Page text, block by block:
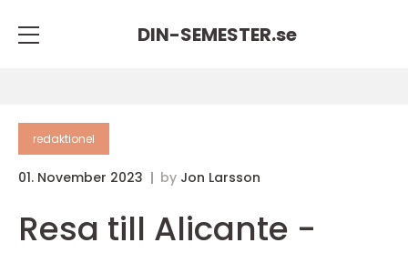
DIN-SEMESTER.se
redaktionel
01. November 2023 by Jon Larsson
Resa till Alicante -